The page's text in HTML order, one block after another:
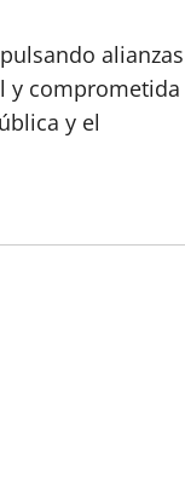
alianzas
y comprometida
y el